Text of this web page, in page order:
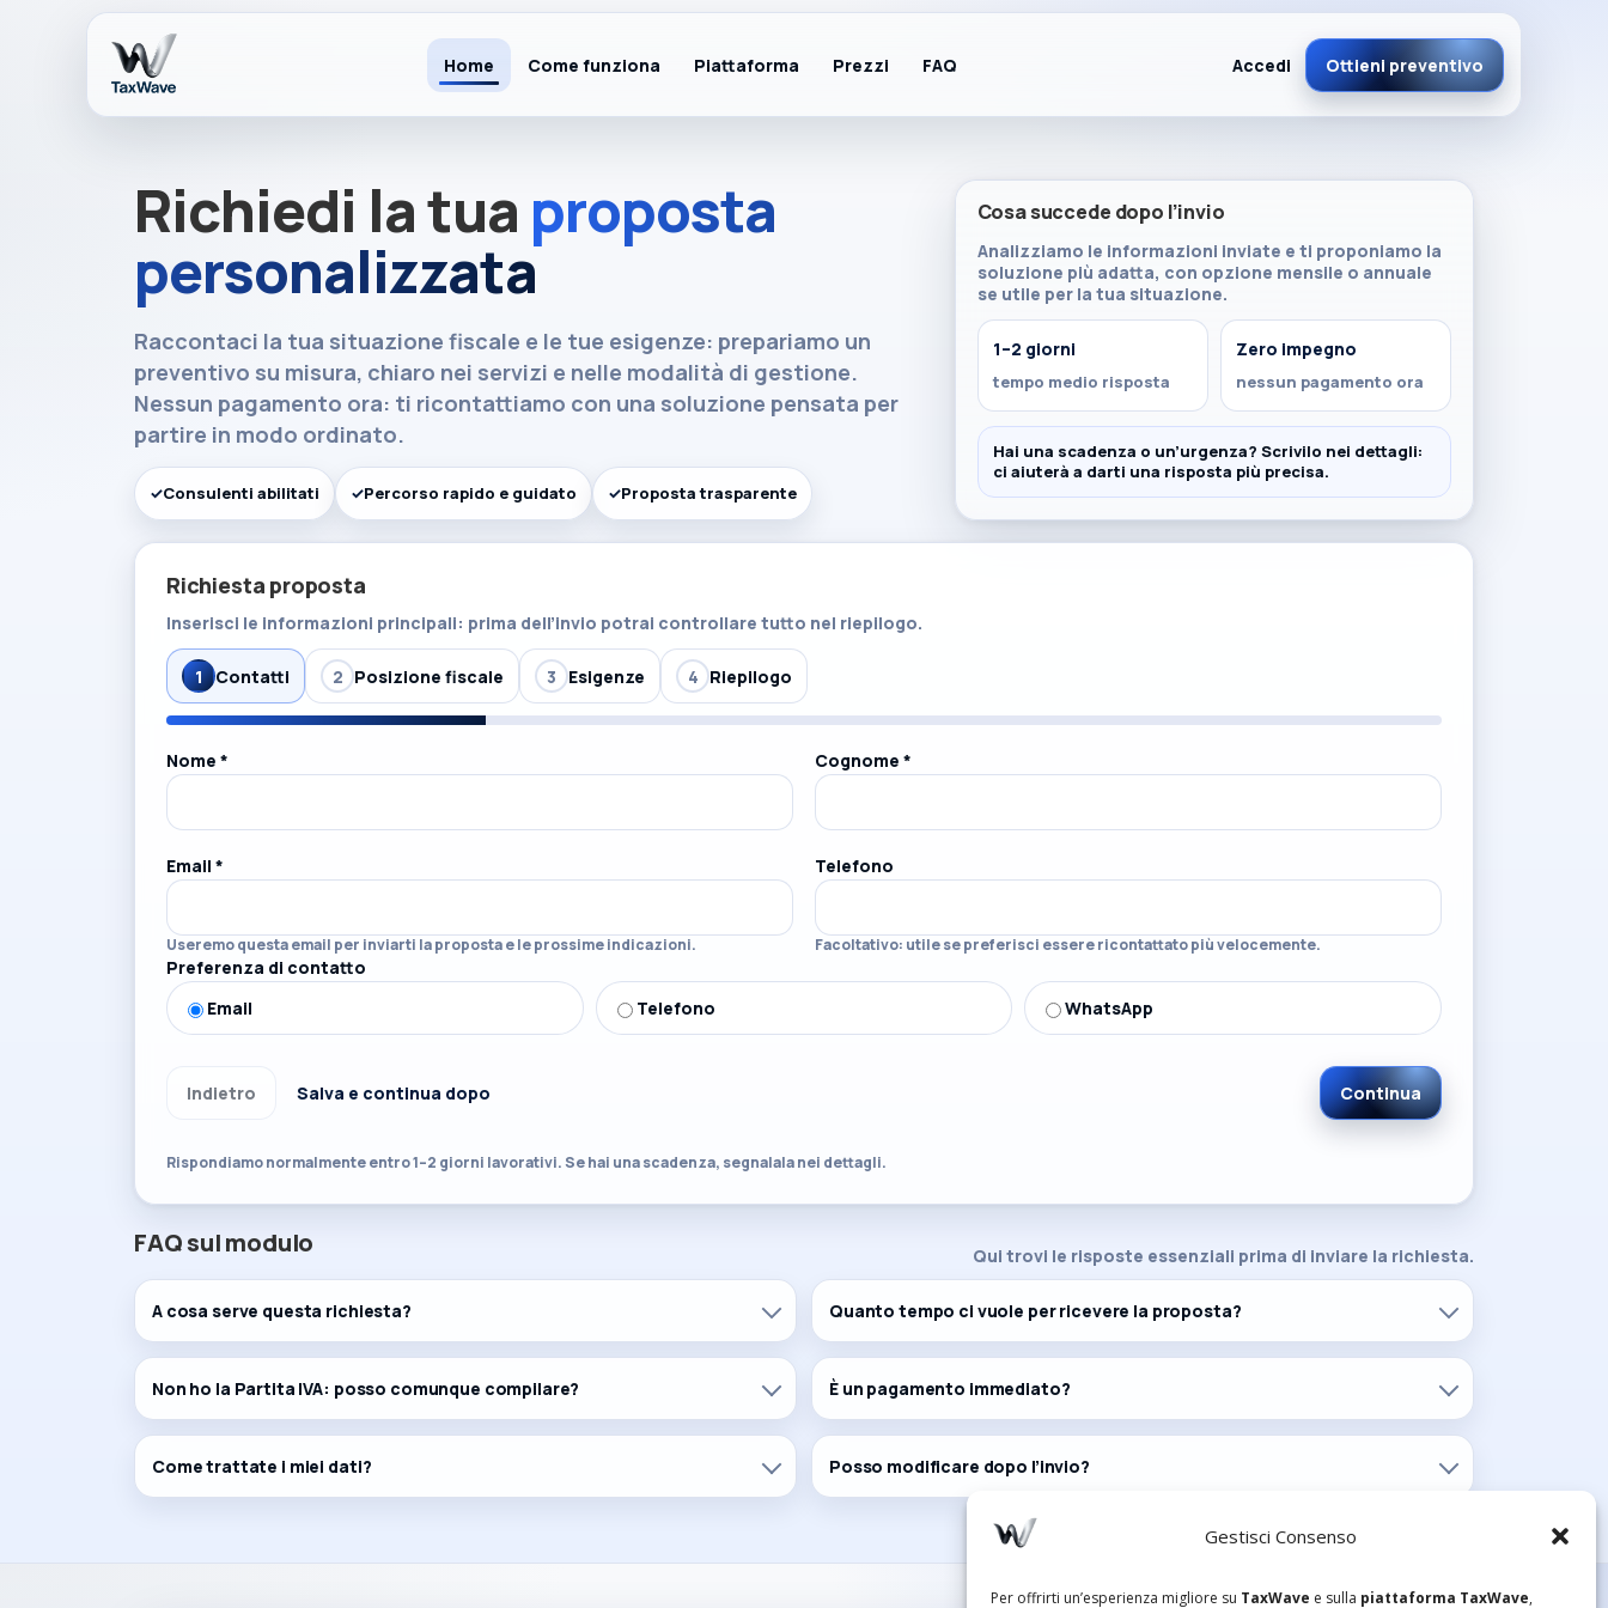
Gestisci Consenso
Per offrirti un’esperienza migliore su TaxWave e sulla piattaforma TaxWave,
Home Come funziona Piattaforma Prezzi FAQ Accedi Ottieni preventivo
Dashboard live
Grafici realtime e snapshot
🧾 Fatture illimitate ⏰ Scadenziario smart
Promemoria F24 & adempimenti
Simulatore tasse
Stime in tempo reale
Area clienti
Accedi e gestisci tutto Tutto chiaro prima di iniziare
Richiedi la tua proposta
personalizzata
Raccontaci la tua situazione fiscale e le tue esigenze: prepariamo un
preventivo su misura, chiaro nei servizi e nelle modalità di gestione.
Nessun pagamento ora: ti ricontattiamo con una soluzione pensata per
partire in modo ordinato.
✓Consulenti abilitati ✓Percorso rapido e guidato ✓Proposta trasparente
Cosa succede dopo l’invio
Analizziamo le informazioni inviate e ti proponiamo la
soluzione più adatta, con opzione mensile o annuale
se utile per la tua situazione.
1–2 giorni
tempo medio risposta
Zero impegno
nessun pagamento ora
Hai una scadenza o un’urgenza? Scrivilo nei dettagli:
ci aiuterà a darti una risposta più precisa.
Richiesta proposta
Inserisci le informazioni principali: prima dell’invio potrai controllare tutto nel riepilogo.
1 Contatti 2 Posizione fiscale 3 Esigenze 4 Riepilogo
Dati personali
Nome * Cognome *
Email *
Useremo questa email per inviarti la proposta e le prossime indicazioni.
Telefono
Facoltativo: utile se preferisci essere ricontattato più velocemente.
Preferenza di contatto
Email
Telefono WhatsApp
Indietro Salva e continua dopo Continua
Rispondiamo normalmente entro 1–2 giorni lavorativi. Se hai una scadenza, segnalala nei dettagli.
FAQ sul modulo Qui trovi le risposte essenziali prima di inviare la richiesta.
A cosa serve questa richiesta? Quanto tempo ci vuole per ricevere la proposta?
Non ho la Partita IVA: posso comunque compilare? È un pagamento immediato?
Come trattate i miei dati? Posso modificare dopo l’invio?